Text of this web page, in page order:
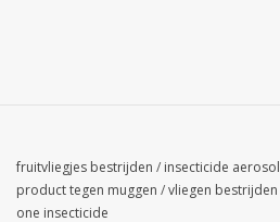
fruitvliegjes bestrijden / insecticide aerosol
product tegen muggen /vliegen bestrijden
one insecticide